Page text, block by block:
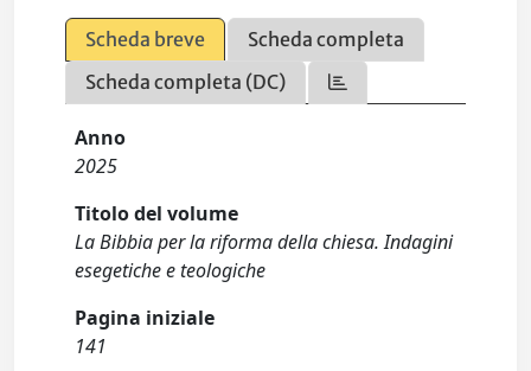
Scheda breve
Scheda completa
Scheda completa (DC)
Anno
2025
Titolo del volume
La Bibbia per la riforma della chiesa. Indagini
esegetiche e teologiche
Pagina iniziale
141